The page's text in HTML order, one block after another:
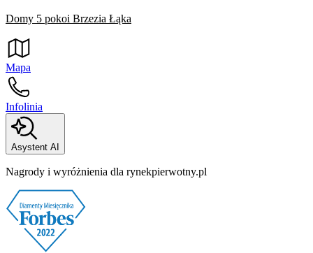
Domy 5 pokoi Brzezia Łąka
Mapa
Infolinia
Asystent AI
Nagrody i wyróżnienia dla rynekpierwotny.pl